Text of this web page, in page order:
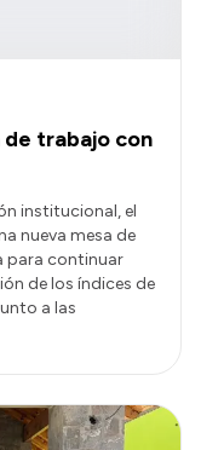
trabajo con
institucional, el
nueva mesa de
para continuar
de los índices de
a las